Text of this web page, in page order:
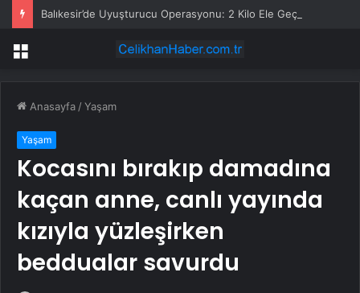
Balıkesir’de Uyuşturucu Operasyonu: 2 Kilo Ele Geçirildi
Menü
Anasayfa /Yaşam
Yaşam
Kocasını bırakıp damadına
kaçan anne, canlı yayında
kızıyla yüzleşirken
beddualar savurdu